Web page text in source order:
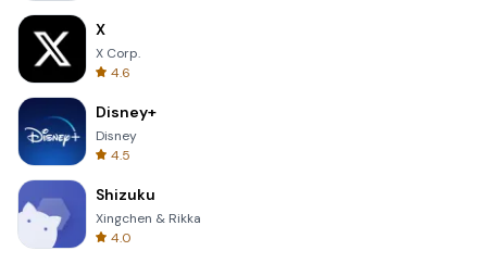
X
X Corp.
4.6
Disney+
Disney
4.5
Shizuku
Xingchen & Rikka
4.0